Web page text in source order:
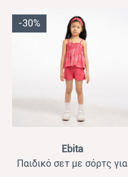
-30%
Ebita
Παιδικό σετ με σόρτς για